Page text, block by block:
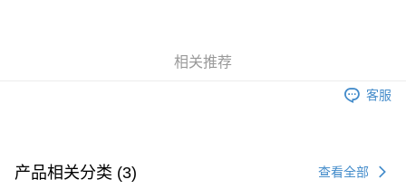
每笔HK$40.00，满HK$500.00(含以上)免运费
每笔HK$40.00，满HK$500.00(含以上)免运费
相关推荐
客服
产品相关分类 (3) 查看全部